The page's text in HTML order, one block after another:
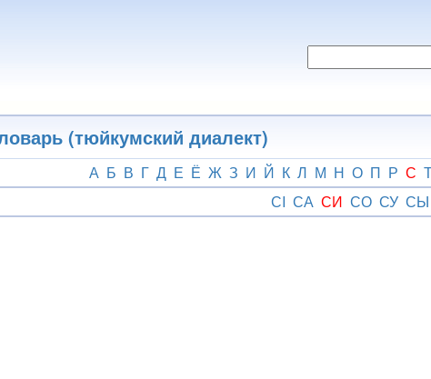
(тюйкумский диалект)
А Б В Г Д Е Ё Ж З И Й К Л М Н О П Р С
СI СА СИ СО СУ СЫ